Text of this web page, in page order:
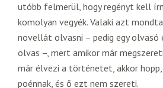
utóbb felmerül, hogy regényt kell
komolyan vegyék. Valaki azt
novellát olvasni – pedig egy olvasó
olvas –, mert amikor már
már élvezi a történetet, akkor hopp,
poénnak, és ő ezt nem szereti.